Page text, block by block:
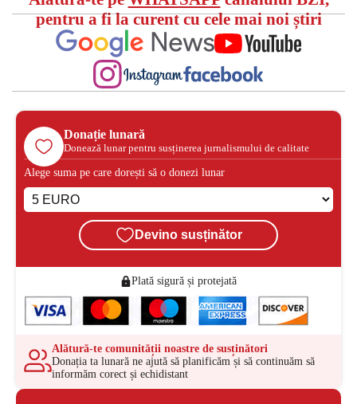
pentru a fi la curent cu cele mai noi știri
Donație lunară
Donează lunar pentru susținerea jurnalismului de calitate
Alege suma pe care dorești să o donezi lunar
Devino susținător
Plată sigură și protejată
Alătură-te comunității noastre de susținători
Donația ta lunară ne ajută să planificăm și să continuăm să
informăm corect și echidistant